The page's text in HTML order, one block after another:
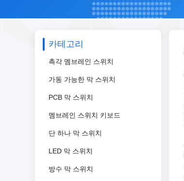
카테고리
촉각 멤브레인 스위치
가동 가능한 막 스위치
PCB 막 스위치
멤브레인 스위치 키보드
단 하나 막 스위치
LED 막 스위치
방수 막 스위치